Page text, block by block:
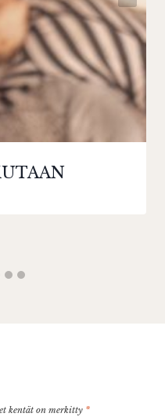
kentät on merkitty *